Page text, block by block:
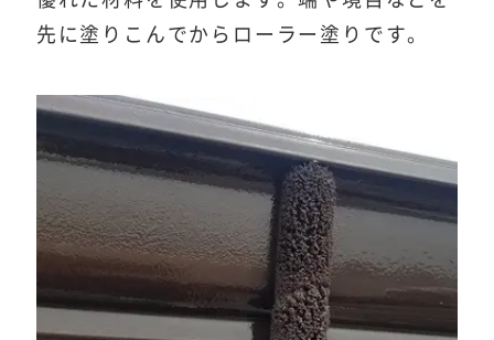
先に塗りこんでからローラー塗りです。